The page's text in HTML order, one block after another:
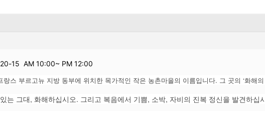
15 AM 10:00~ PM 12:00
랑스 부르고뉴 지방 동부에 위치한 목가적인 작은 농촌마을의 이름입니다. 그 곳의 ‘화해
는 그대, 화해하십시오. 그리고 복음에서 기쁨, 소박, 자비의 진복 정신을 발견하십